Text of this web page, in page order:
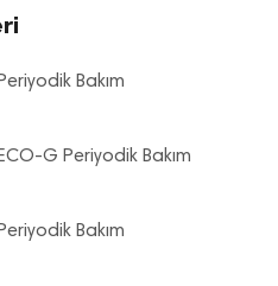
Bakım
G Periyodik Bakım
Bakım